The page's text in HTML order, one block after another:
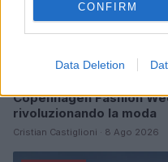
CONFIRM
Data Deletion
Copenhagen Fashion
rivoluzionando la moda
Cristian Castiglioni · 8 Ago 2026